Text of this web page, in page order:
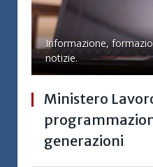
Informazione,
notizie.
Ministero
generazioni